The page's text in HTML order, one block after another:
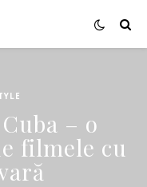
– o
filmele cu